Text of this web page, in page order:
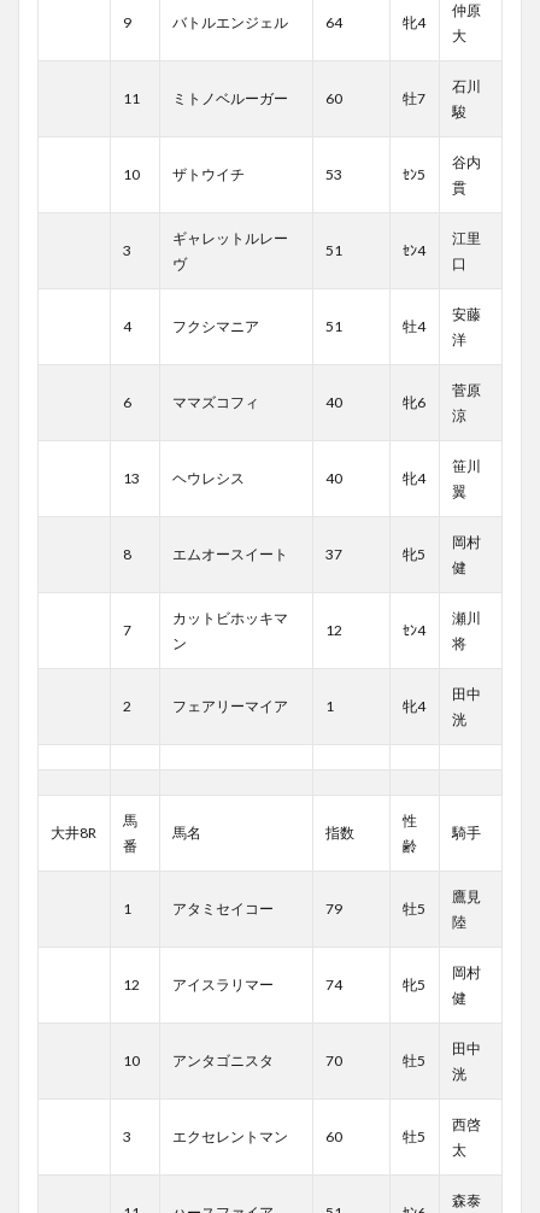
9 バトルエンジェル 64 牝4
仲原
大
11 ミトノベルーガー 60 牡7
石川
駿
10 ザトウイチ 53 ｾﾝ5
谷内
貫
3
ギャレットルレー
ヴ
51 ｾﾝ4
江里
口
4 フクシマニア 51 牡4
安藤
洋
6 ママズコフィ 40 牝6
菅原
涼
13 ヘウレシス 40 牝4
笹川
翼
8 エムオースイート 37 牝5
岡村
健
7
カットビホッキマ
ン
12 ｾﾝ4
瀬川
将
2 フェアリーマイア 1 牝4
田中
洸
大井8R
馬
番
馬名 指数
性
齢
騎手
1 アタミセイコー 79 牡5
鷹見
陸
12 アイスラリマー 74 牝5
岡村
健
10 アンタゴニスタ 70 牡5
田中
洸
3 エクセレントマン 60 牡5
西啓
太
森泰